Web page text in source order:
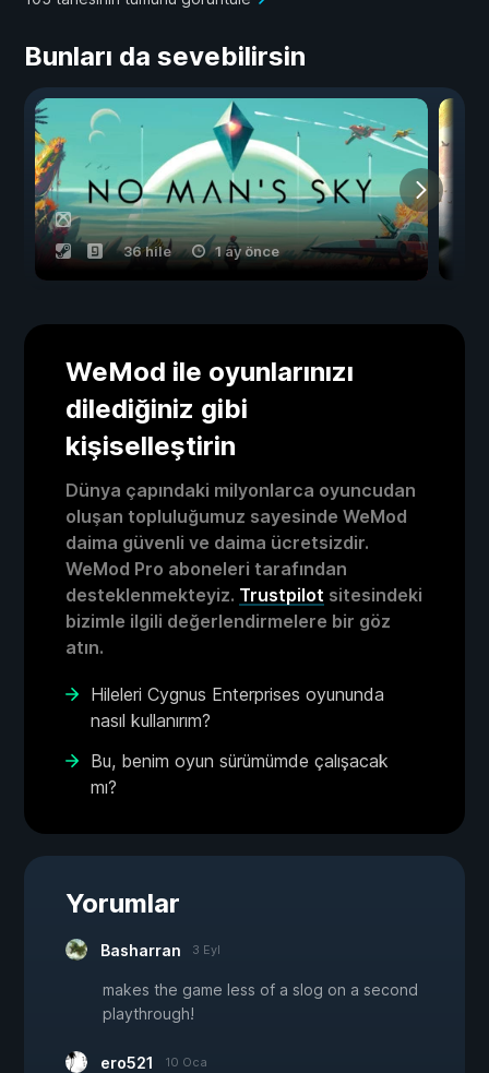
Bunları da sevebilirsin
36 hile 1 ay önce
WeMod ile oyunlarınızı
dilediğiniz gibi
kişiselleştirin
Dünya çapındaki milyonlarca oyuncudan
oluşan topluluğumuz sayesinde WeMod
daima güvenli ve daima ücretsizdir.
WeMod Pro aboneleri tarafından
desteklenmekteyiz. Trustpilot sitesindeki
bizimle ilgili değerlendirmelere bir göz
atın.
Hileleri Cygnus Enterprises oyununda
nasıl kullanırım?
Bu, benim oyun sürümümde çalışacak
mı?
Yorumlar
Basharran 3 Eyl
makes the game less of a slog on a second
playthrough!
ero521 10 Oca